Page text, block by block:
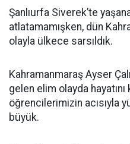
Şanlıurfa Siverek’te
atlatamamışken, dün
olayla ülkece sarsıldık.
Kahramanmaraş Ayser
gelen elim olayda
öğrencilerimizin acısıyla
büyük.